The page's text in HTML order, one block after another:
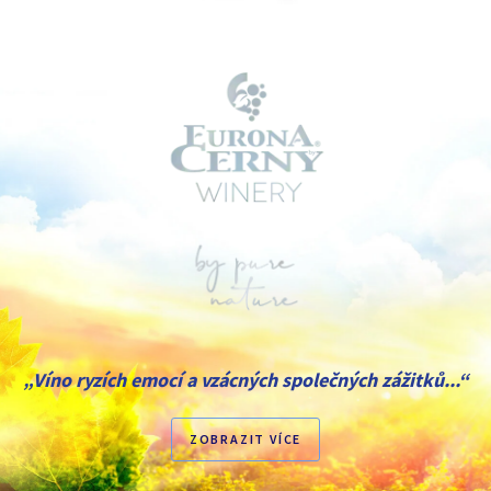
„Víno ryzích emocí a vzácných společných zážitků...“
ZOBRAZIT VÍCE